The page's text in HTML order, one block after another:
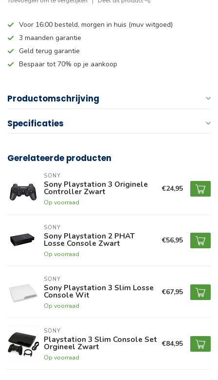
Voor 16:00 besteld, morgen in huis (muv witgoed)
3 maanden garantie
Geld terug garantie
Bespaar tot 70% op je aankoop
Productomschrijving
Specificaties
Gerelateerde producten
SONY
Sony Playstation 3 Originele
Controller Zwart
Op voorraad
€24,95
SONY
Sony Playstation 2 PHAT
Losse Console Zwart
Op voorraad
€56,95
SONY
Sony Playstation 3 Slim Losse
Console Wit
Op voorraad
€67,95
SONY
Playstation 3 Slim Console Set
Orgineel Zwart
Op voorraad
€84,95